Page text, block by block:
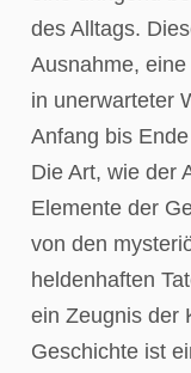
des Alltags.
Ausnahme,
in unerwarteter
Anfang bis
Die Art, wie der
Elemente der
von den
heldenhaften
ein Zeugnis der
Geschichte ist